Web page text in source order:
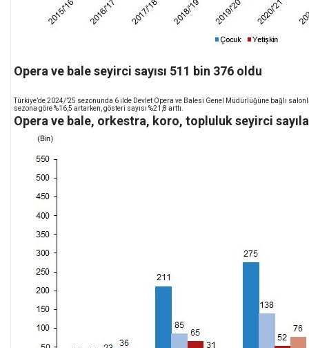
Opera ve bale seyirci sayısı 511 bin 376 oldu
Türkiye’de 2024/’25 sezonunda 6 ilde Devlet Opera ve Balesi Genel Müdürlüğüne bağlı
sezona göre %16,5 artarken, gösteri sayısı %21,8 arttı.
Opera ve bale, orkestra, koro, topluluk seyirci